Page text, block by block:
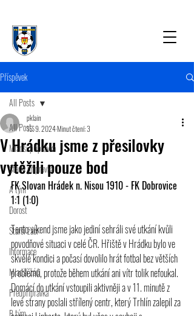
Příspěvek
All Posts
Mladší přípravka
Starší přípravka
A tým
Dorost
Starší žáci
Informace
Mladší žáci
Předpřípravka
B tým
All Posts
V Hrádku jsme z přesilovky
vytěžili pouze bod
pklain
15. 9. 2024Minut čtení: 3
FK Slovan Hrádek n. Nisou 1910 - FK Dobrovice
1:1 (1:0)
Tento víkend jsme jako jediní sehráli své utkání kvůli
povodňové situaci v celé ČR. Hřiště v Hrádku bylo ve
skvělé kondici a počasí dovolilo hrát fotbal bez větších
problémů, protože během utkání ani vítr tolik nefoukal.
Domácí do utkání vstoupili aktivněji a v 11. minutě z
levé strany poslali střílený centr, který Trhlín zalepil za